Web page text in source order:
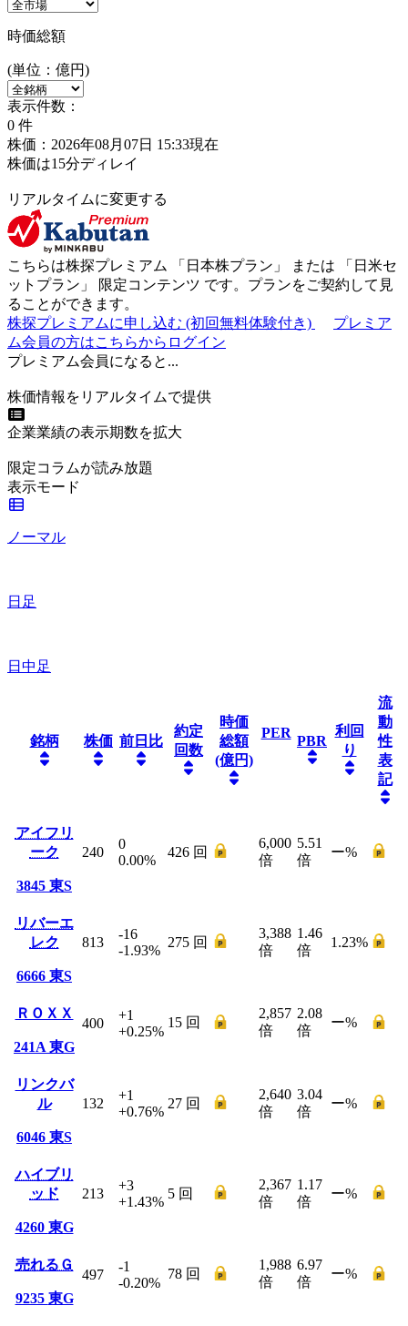
時価総額
(単位：億円)
表示件数：
0 件
株価：2026年08月07日 15:33現在
株価は15分ディレイ
リアルタイムに変更する
こちらは株探プレミアム 「 日本株プラン 」 または 「 日米セ
ットプラン 」 限定コンテンツ です。プランをご契約して見
ることができます。
株探プレミアムに申し込む (初回無料体験付き)
プレミア
ム会員の方はこちらからログイン
プレミアム会員になると...
株価情報をリアルタイムで提供
企業業績の表示期数を拡大
限定コラムが読み放題
表示モード
ノーマル
日足
日中足
銘柄 株価 前日比
約定
回数
時価
総額
(億円)
PER
PBR
利回
り
流
動
性
表
記
アイフリ
ーク
3845 東S
240
0
0.00%
426 回
6,000
倍
5.51
倍
ー%
リバーエ
レク
6666 東S
813
-16
-1.93%
275 回
3,388
倍
1.46
倍
1.23%
ＲＯＸＸ
241A 東G
400
+1
+0.25%
15 回
2,857
倍
2.08
倍
ー%
リンクバ
ル
6046 東S
132
+1
+0.76%
27 回
2,640
倍
3.04
倍
ー%
ハイブリ
ッド
4260 東G
213
+3
+1.43%
5 回
2,367
倍
1.17
倍
ー%
売れるＧ
9235 東G
497
-1
-0.20%
78 回
1,988
倍
6.97
倍
ー%